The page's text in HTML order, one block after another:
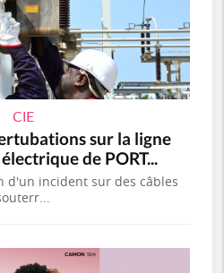
CIE
sur la ligne
de PORT...
d'un incident sur des câbles